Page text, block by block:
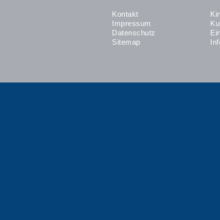
Kontakt
Impressum
Datenschutz
Sitemap